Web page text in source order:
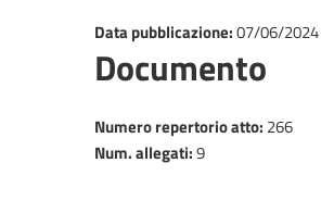
Data pubblicazione:07/06/2024
Documento
​Numero repertorio atto: 266
Num. allegati:9